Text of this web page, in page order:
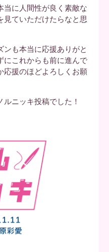
当に人間性が良く素敵な
見ていただけたらなと思
も本当に応援ありがと
にこれからも前に進んで
応援のほどよろしくお願
ニッキ投稿でした！